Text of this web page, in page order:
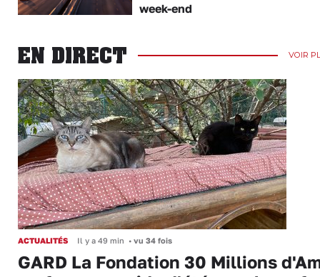
week-end
EN DIRECT VOIR
ACTUALITÉS Il y a 49 min • vu 34 fois
GARD La Fondation 30 Millions